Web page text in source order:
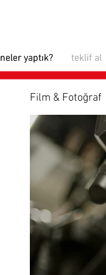
neler yaptık? teklif al
neler yaptık? teklif al
Film & Fotoğraf